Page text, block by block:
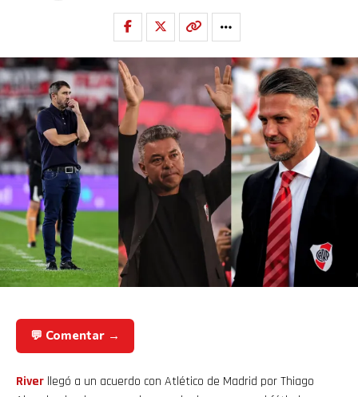
💬 Comentar →
River llegó a un acuerdo con Atlético de Madrid por Thiago